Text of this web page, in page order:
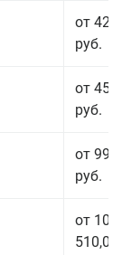
от 42
руб.
от 45
руб.
от 99
руб.
от 106
510,00